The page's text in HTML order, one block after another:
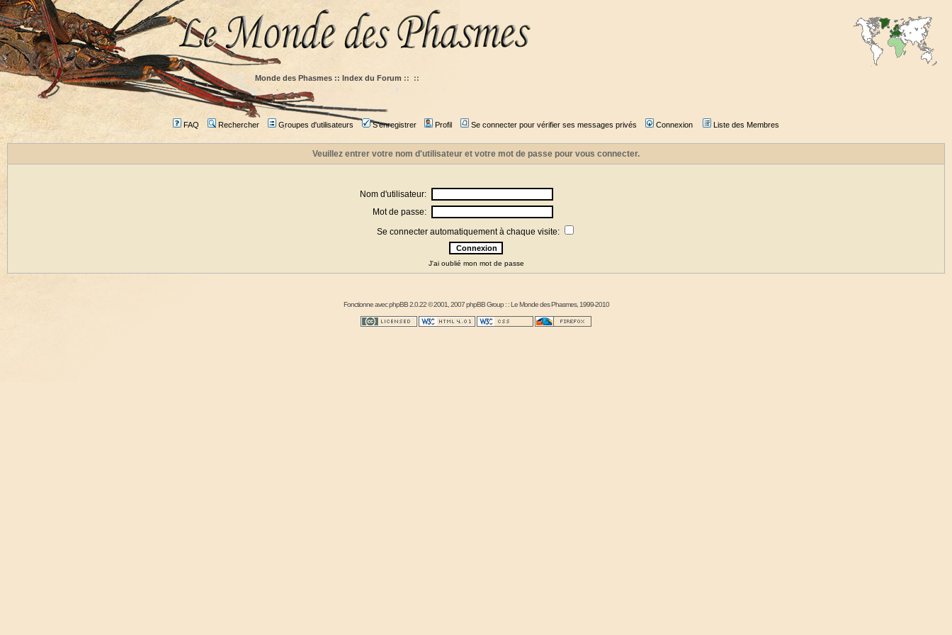
Monde des Phasmes :: Index du Forum :: ::
FAQ Rechercher Groupes d'utilisateurs S'enregistrer Profil Se connecter pour vérifier ses messages privés Connexion Liste des Membres
Veuillez entrer votre nom d'utilisateur et votre mot de passe pour vous connecter.
Nom d'utilisateur:
Mot de passe:
Se connecter automatiquement à chaque visite:
J'ai oublié mon mot de passe
Fonctionne avecphpBB2.0.22 © 2001, 2007 phpBB Group : :Le Monde des Phasmes, 1999-2010